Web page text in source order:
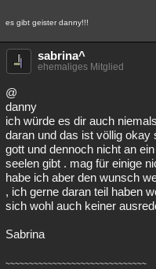
es gibt geister danny!!!
sabrina^
ehemaliges Mitglied
@
danny
ich würde es dir auch
daran und das ist völlig okay
gott und dennoch nicht an
seelen gibt . mag für einige
habe ich aber den wunsch
, ich gerne daran teil haben
sich wohl auch keiner
Sabrina
~~~~~~~~~~~~~~~~~~~~~~~~~~~~~~